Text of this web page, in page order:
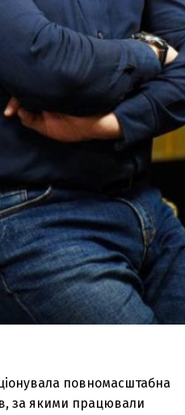
повномасштабна
за якими працювали